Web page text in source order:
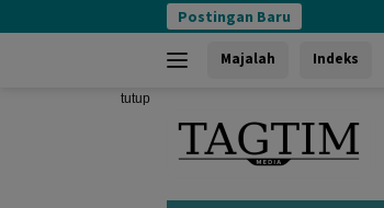
ke
Postingan Baru
Majalah Indeks
tutup